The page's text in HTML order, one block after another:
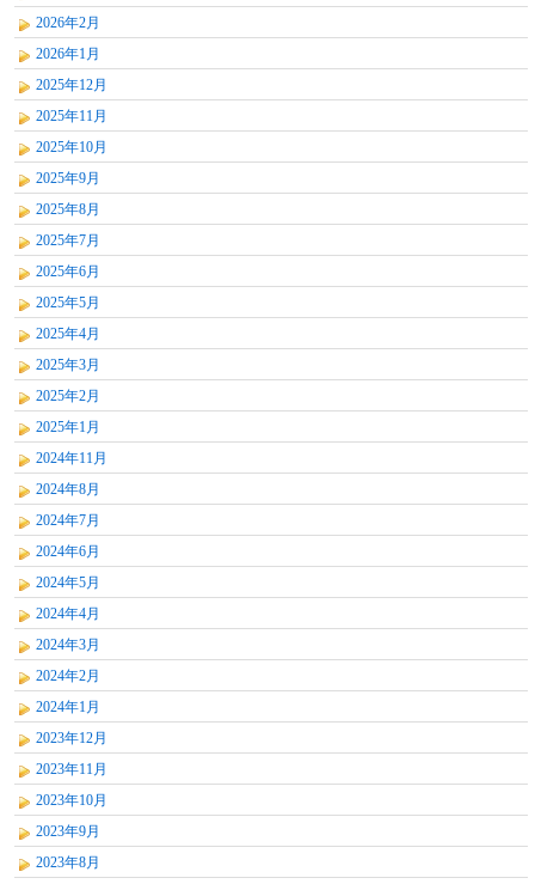
2026年2月
2026年1月
2025年12月
2025年11月
2025年10月
2025年9月
2025年8月
2025年7月
2025年6月
2025年5月
2025年4月
2025年3月
2025年2月
2025年1月
2024年11月
2024年8月
2024年7月
2024年6月
2024年5月
2024年4月
2024年3月
2024年2月
2024年1月
2023年12月
2023年11月
2023年10月
2023年9月
2023年8月